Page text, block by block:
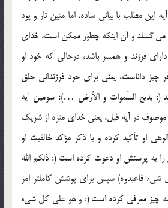
اين مطلب با بياني ساده، اما متين تار و پود
مي گسلد و آن اينکه چطور ممکن است، خداي
فرزند و همسر باشد، درحالي که خود او
داناست، يعني براي خود فرزنداني خلق
(: بديع السّموات و الأرض …)؛ سومين آيه
در آيه قبل، يعني خداي منزه از شريک
او تأکيد کرده و با ذکر مؤکد خالقيت او
به پرستش او دعوت کرده است (: ذلکم الله
شيء فاعبدوه) سپس براي پوشش کاملتر امر
چيز معرفي کرده است (: و هو علي کل شيء